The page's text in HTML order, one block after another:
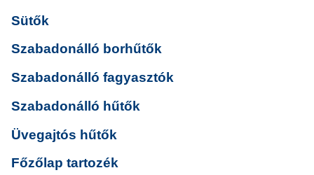
Sütők
Szabadonálló borhűtők
Szabadonálló fagyasztók
Szabadonálló hűtők
Üvegajtós hűtők
Főzőlap tartozék